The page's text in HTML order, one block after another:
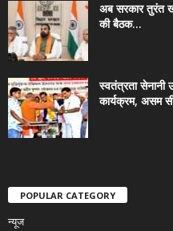
अब सरकार तुरंत
की बैठक...
स्वतंत्रता सेनानी
कार्यक्रम, असम
POPULAR CATEGORY
न्यूज